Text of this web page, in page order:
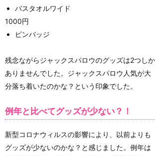
バスタオルワイド
1000円
ピンバッジ
残念ながらジャックスパロウのグッズは2つしか
ありませんでした。ジャックスパロウ人気が大
分落ち着いたのかな？という印象でした。
例年と比べてグッズが少ない？！
新型コロナウィルスの影響により、以前よりも
グッズが少ないのかな？と感じました。例年は